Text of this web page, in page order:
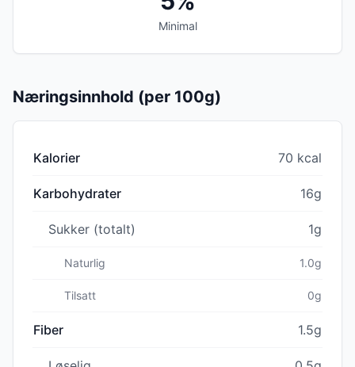
Minimal
Næringsinnhold (per 100g)
Kalorier 70 kcal
Karbohydrater 16g
Sukker (totalt) 1g
Naturlig 1.0g
Tilsatt 0g
Fiber 1.5g